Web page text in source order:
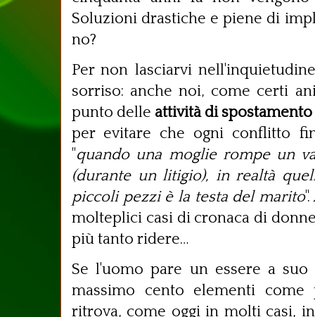
Soluzioni drastiche e piene di
no?
Per non lasciarvi
sorriso: anche noi, come certi
punto delle attività di spostamento
per evitare che ogni conflitto
"quando una moglie rompe un
(durante un litigio), in realtà
piccoli pezzi è la testa del marito
molteplici casi di cronaca di
più tanto ridere…
Se l'uomo pare un essere a
massimo cento elementi
ritrova, come oggi in molti casi,